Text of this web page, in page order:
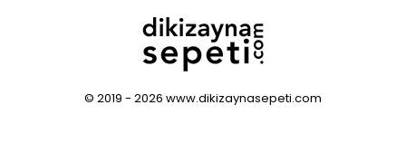
© 2019 - 2026 www.dikizaynasepeti.com